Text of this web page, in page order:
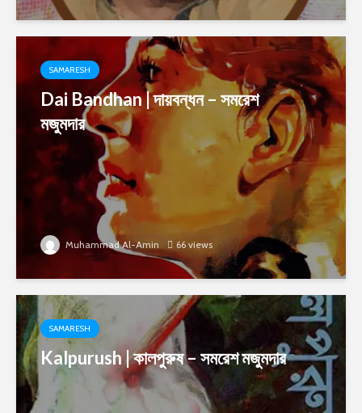
SAMARESH
Dai Bandhan | দায়বন্ধন – সমরেশ
মজুমদার
Muhammad Al-Amin 66 views
SAMARESH
Kalpurush | কালপুরুষ – সমরেশ মজুমদার